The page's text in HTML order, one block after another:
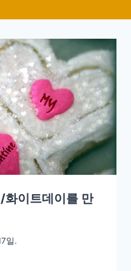
화이트데이를 만
일.